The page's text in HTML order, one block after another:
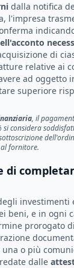
dalla notifica
l'impresa
di
relative ai
ad oggetto
superiore
, il
considera
al fornitore.
di
investimenti
beni, e in ogni
prorogato di
o più
dalle